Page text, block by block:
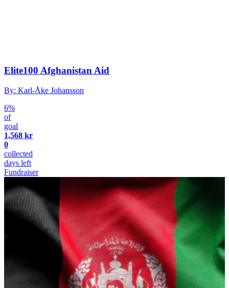
Elite100 Afghanistan Aid
By: Karl-Åke Johansson
6%
of
goal
1,568 kr
0
collected
days left
Fundraiser